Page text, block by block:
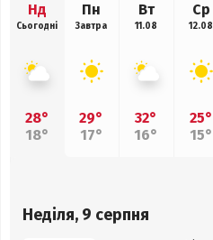
Нд
Сьогодні
28°
18°
Пн
Завтра
29°
17°
Вт
11.08
32°
16°
Ср
12.08
25°
15°
Неділя, 9 серпня